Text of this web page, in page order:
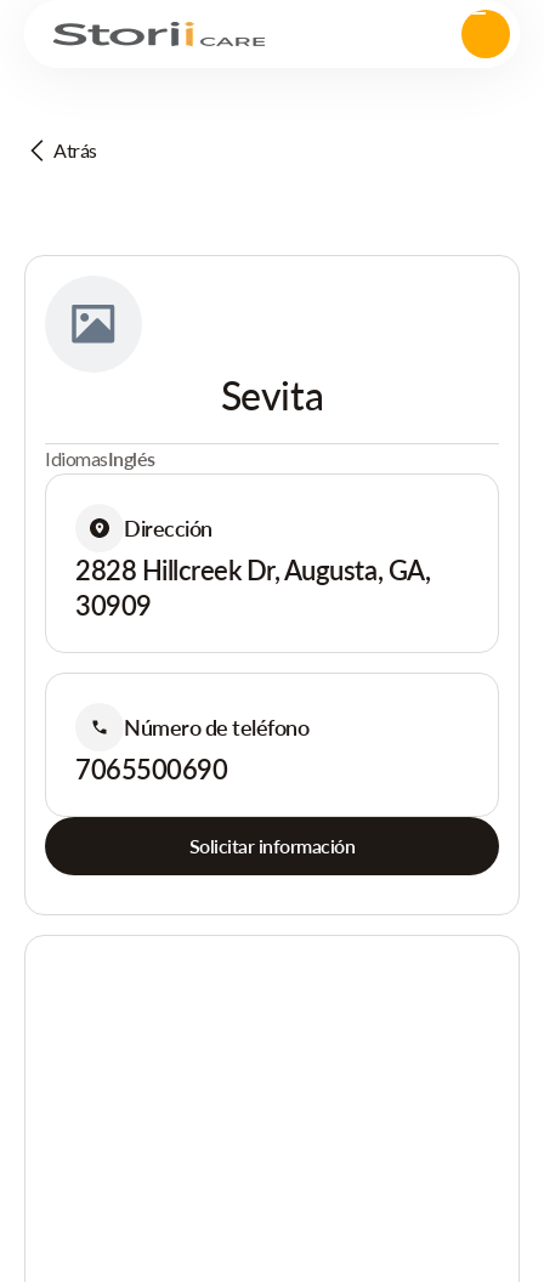
Atrás
Sevita
IdiomasInglés
Dirección
2828 Hillcreek Dr, Augusta, GA,
30909
Número de teléfono
7065500690
Solicitar información